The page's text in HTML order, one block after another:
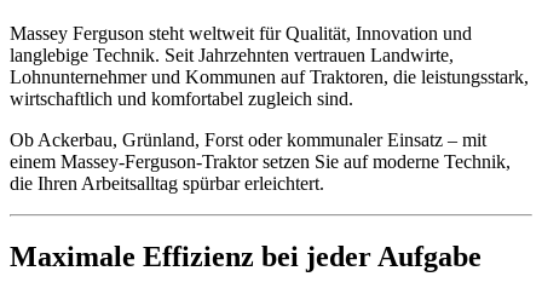
Massey Ferguson steht weltweit für Qualität, Innovation und
langlebige Technik. Seit Jahrzehnten vertrauen Landwirte,
Lohnunternehmer und Kommunen auf Traktoren, die leistungsstark,
wirtschaftlich und komfortabel zugleich sind.
Ob Ackerbau, Grünland, Forst oder kommunaler Einsatz – mit
einem Massey-Ferguson-Traktor setzen Sie auf moderne Technik,
die Ihren Arbeitsalltag spürbar erleichtert.
Maximale Effizienz bei jeder Aufgabe